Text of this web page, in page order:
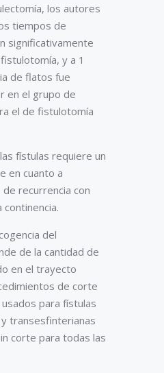
los autores
tiempos de
significativamente
y a 1
de flatos fue
en el grupo de
el de fistulotomía
fístulas requiere un
en cuanto a
recurrencia con
del
de la cantidad de
en el trayecto
de corte
para fístulas
transesfinterianas
corte para todas las